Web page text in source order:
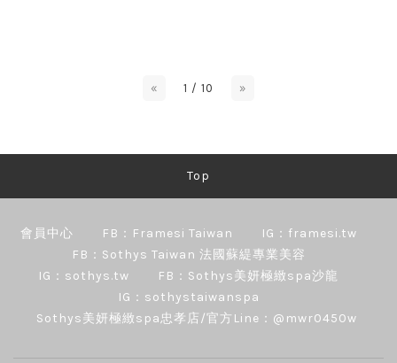
« 1 / 10 »
Top
會員中心 FB：Framesi Taiwan
IG：framesi.tw
FB：Sothys Taiwan 法國蘇緹專業美容
IG：sothys.tw
FB：Sothys美妍極緻spa沙龍
IG：sothystaiwanspa
Sothys美妍極緻spa忠孝店/官方Line：@mwr0450w